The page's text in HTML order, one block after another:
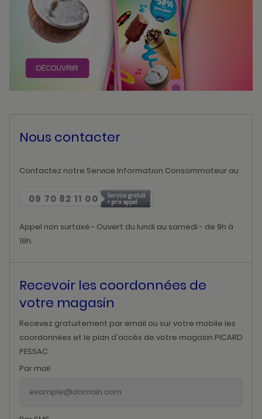
Nous contacter
Contactez notre Service Information Consommateur au
09 70 82 11 00
Appel non surtaxé - Ouvert du lundi au samedi - de 9h à
19h.
Recevoir les coordonnées de
votre magasin
Recevez gratuitement par email ou sur votre mobile les
coordonnées et le plan d'accès de votre magasin PICARD
PESSAC.
Par mail